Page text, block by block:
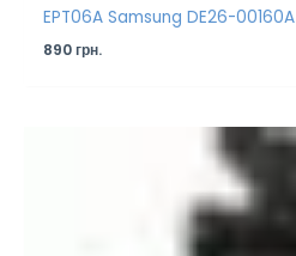
EPT06A Samsung DE26-00160A
890грн.